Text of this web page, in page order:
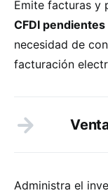
Emite facturas y
CFDI
necesidad de
facturación
Administra el